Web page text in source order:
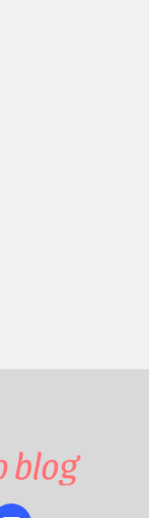
blog